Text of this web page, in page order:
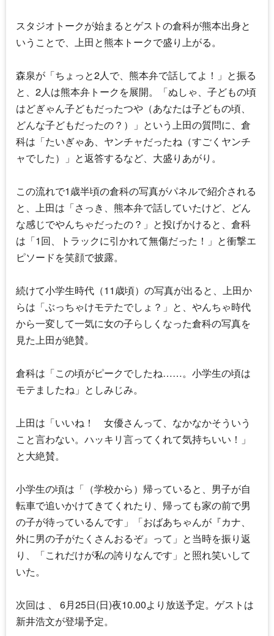
スタジオトークが始まるとゲストの倉科が熊本出身と
いうことで、上田と熊本トークで盛り上がる。
森泉が「ちょっと2人で、熊本弁で話してよ！」と振る
と、2人は熊本弁トークを展開。「ぬしゃ、子どもの頃
はどぎゃん子どもだったつや（あなたは子どもの頃、
どんな子どもだったの？）」という上田の質問に、倉
科は「たいぎゃあ、ヤンチャだったね（すごくヤンチ
ャでした）」と返答するなど、大盛りあがり。
この流れで1歳半頃の倉科の写真がパネルで紹介される
と、上田は「さっき、熊本弁で話していたけど、どん
な感じでやんちゃだったの？」と投げかけると、倉科
は「1回、トラックに引かれて無傷だった！」と衝撃エ
ピソードを笑顔で披露。
続けて小学生時代（11歳頃）の写真が出ると、上田か
らは「ぶっちゃけモテたでしょ？」と、やんちゃ時代
から一変して一気に女の子らしくなった倉科の写真を
見た上田が絶賛。
倉科は「この頃がピークでしたね……。小学生の頃は
モテましたね」としみじみ。
上田は「いいね！ 女優さんって、なかなかそういう
こと言わない。ハッキリ言ってくれて気持ちいい！」
と大絶賛。
小学生の頃は「（学校から）帰っていると、男子が自
転車で追いかけてきてくれたり、帰っても家の前で男
の子が待っているんです」「おばあちゃんが『カナ、
外に男の子がたくさんおるぞ』って」と当時を振り返
り、「これだけが私の誇りなんです」と照れ笑いして
いた。
次回は 、 6月25日(日)夜10.00より放送予定。ゲストは
新井浩文が登場予定。